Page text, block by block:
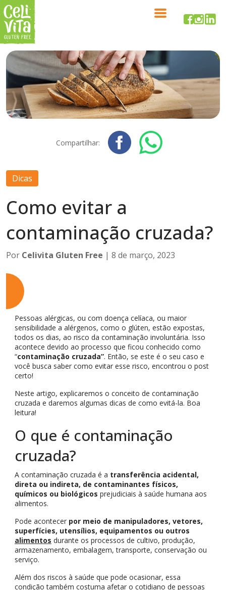
Compartilhar:
Dicas
Como evitar a
contaminação cruzada?
Por Celivita Gluten Free | 8 de março, 2023
Pessoas alérgicas, ou com doença celíaca, ou maior
sensibilidade a alérgenos, como o glúten, estão expostas,
todos os dias, ao risco da contaminação involuntária. Isso
acontece devido ao processo que ficou conhecido como
“contaminação cruzada”. Então, se este é o seu caso e
você busca saber como evitar esse risco, encontrou o post
certo!
Neste artigo, explicaremos o conceito de contaminação
cruzada e daremos algumas dicas de como evitá-la. Boa
leitura!
O que é contaminação
cruzada?
A contaminação cruzada é a transferência acidental,
direta ou indireta, de contaminantes físicos,
químicos ou biológicos prejudiciais à saúde humana aos
alimentos.
Pode acontecer por meio de manipuladores, vetores,
superfícies, utensílios, equipamentos ou outros
alimentos durante os processos de cultivo, produção,
armazenamento, embalagem, transporte, conservação ou
serviço.
Além dos riscos à saúde que pode ocasionar, essa
condição também costuma afetar o cotidiano de pessoas